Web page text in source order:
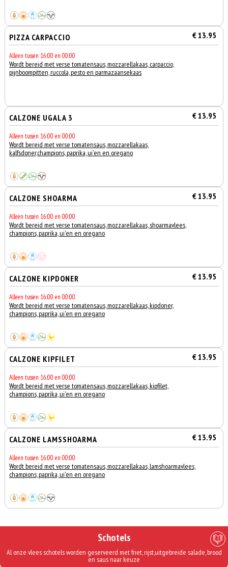
PIZZA CARPACCIO € 13.95
Alleen tussen 16:00 en 00:00
Wordt bereid met verse tomatensaus, mozzarellakaas, carpaccio,
pijnboompitten, ruccola, pesto en parmazaansekaas
CALZONE UGALA 3 € 13.95
Alleen tussen 16:00 en 00:00
Wordt bereid met verse tomatensaus, mozzarellakaas,
kalfsdoner,champions, paprika, ui'en en oregano
CALZONE SHOARMA € 13.95
Alleen tussen 16:00 en 00:00
Wordt bereid met verse tomatensaus, mozzarellakaas, shoarmavlees,
champions, paprika, ui'en en oregano
CALZONE KIPDONER € 13.95
Alleen tussen 16:00 en 00:00
Wordt bereid met verse tomatensaus, mozzarellakaas, kipdoner,
champions, paprika, ui'en en oregano
CALZONE KIPFILET € 13.95
Alleen tussen 16:00 en 00:00
Wordt bereid met verse tomatensaus, mozzarellakaas, kipfilet,
champions, paprika, ui'en en oregano
CALZONE LAMSSHOARMA € 13.95
Alleen tussen 16:00 en 00:00
Wordt bereid met verse tomatensaus, mozzarellakaas, lamshoarmavlees,
champions, paprika, ui'en en oregano
Schotels
Al onze vlees schotels worden geserveerd met friet, rijst,uitgebreide salade, brood
en saus naar keuze